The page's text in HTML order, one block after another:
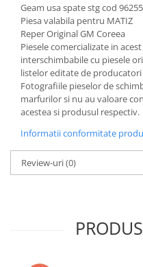
Geam usa spate stg cod
Piesa valabila pentru MATIZ
Reper Original GM Coreea
Piesele comercializate in
interschimbabile cu piesele
listelor editate de producatori
Fotografiile pieselor de
marfurilor si nu au valoare
acestea si produsul respectiv.
Informatii conformitate
Review-uri(0)